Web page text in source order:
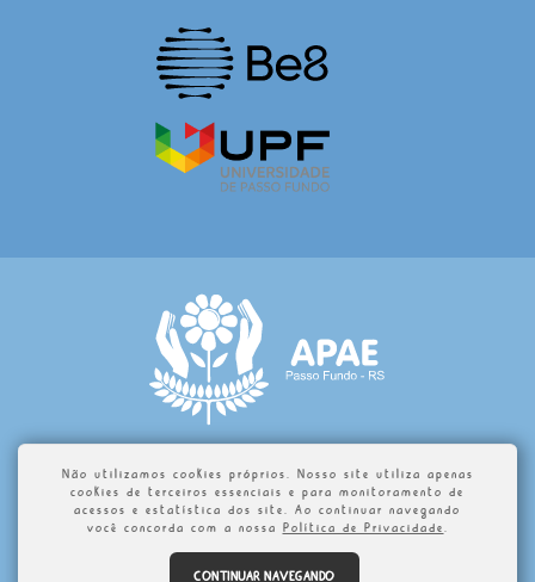
2016 - Associação de Pais e Amigos dos Excepcionais – APAE
PASSO FUNDO. Proibida a cópia total ou parcial do conteúdo
deste site.Politica de Privacidade.
Não utilizamos cookies próprios. Nosso site utiliza apenas
cookies de terceiros essenciais e para monitoramento de
acessos e estatística dos site. Ao continuar navegando
você concorda com a nossa Política de Privacidade.
CONTINUAR NAVEGANDO